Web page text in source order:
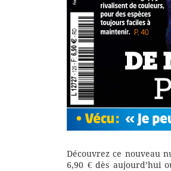
Découvrez ce nouveau
6,90 € dès aujourd’hui